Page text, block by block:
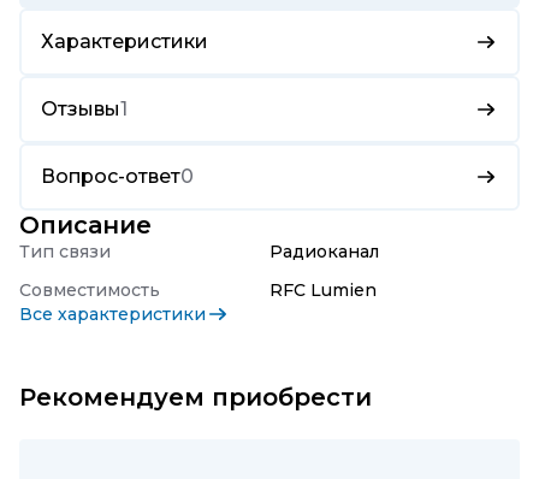
Характеристики
Отзывы1
Вопрос-ответ0
Описание
Тип связи
Радиоканал
Совместимость
RFC Lumien
Все характеристики
Рекомендуем приобрести